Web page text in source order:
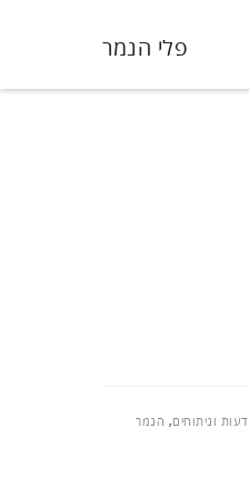
פלי הנמר
דעות וניתוחים, הנמר